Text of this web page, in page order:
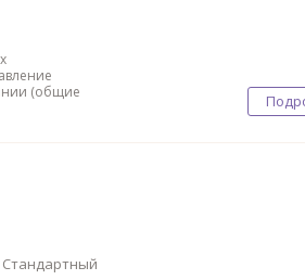
(общие
Стандартный